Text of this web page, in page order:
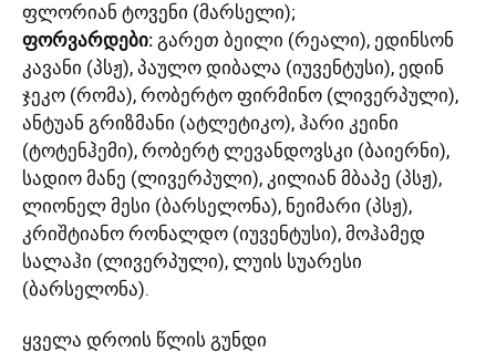
ფლორიან ტოვენი (მარსელი);
ფორვარდები: გარეთ ბეილი (რეალი), ედინსონ
კავანი (პსჟ), პაულო დიბალა (იუვენტუსი), ედინ
ჯეკო (რომა), რობერტო ფირმინო (ლივერპული),
ანტუან გრიზმანი (ატლეტიკო), ჰარი კეინი
(ტოტენჰემი), რობერტ ლევანდოვსკი (ბაიერნი),
სადიო მანე (ლივერპული), კილიან მბაპე (პსჟ),
ლიონელ მესი (ბარსელონა), ნეიმარი (პსჟ),
კრიშტიანო რონალდო (იუვენტუსი), მოჰამედ
სალაჰი (ლივერპული), ლუის სუარესი
(ბარსელონა).
ყველა დროის წლის გუნდი